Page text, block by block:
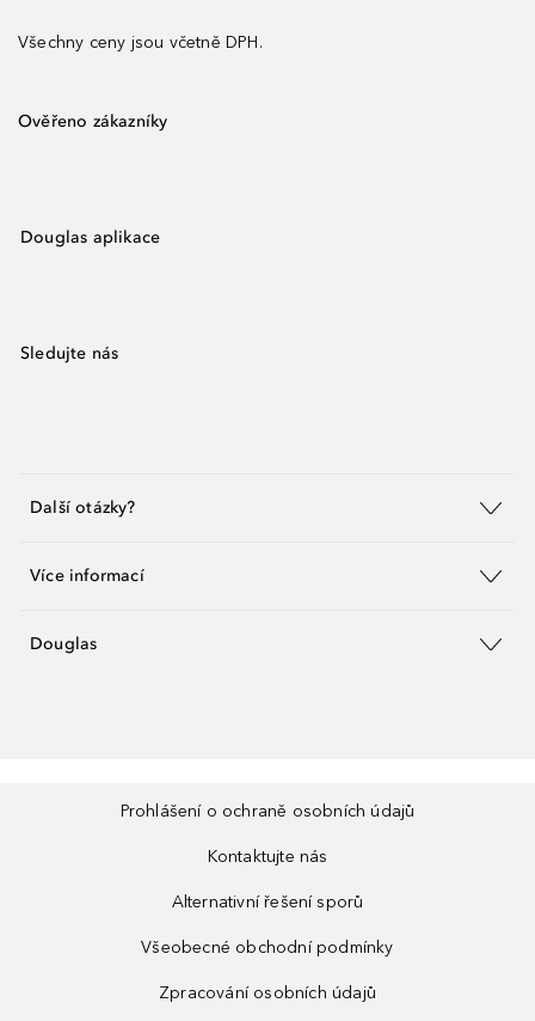
Všechny ceny jsou včetně DPH.
Ověřeno zákazníky
Douglas aplikace
Sledujte nás
Další otázky?
Více informací
Douglas
Prohlášení o ochraně osobních údajů
Kontaktujte nás
Alternativní řešení sporů
Všeobecné obchodní podmínky
Zpracování osobních údajů